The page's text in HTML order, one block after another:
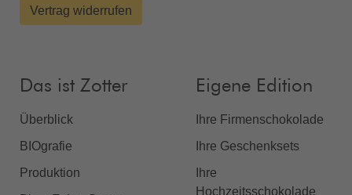
Vertrag widerrufen
Das ist Zotter
Überblick
BIOgrafie
Produktion
Eigene Edition
Ihre Firmenschokolade
Ihre Geschenksets
Ihre
Hochzeitsschokolade